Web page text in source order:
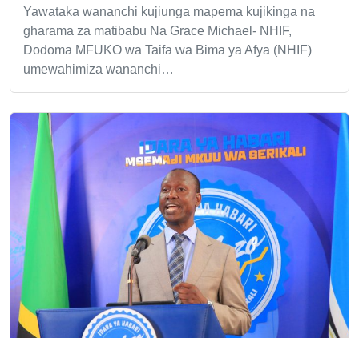
Yawataka wananchi kujiunga mapema kujikinga na
gharama za matibabu Na Grace Michael- NHIF,
Dodoma MFUKO wa Taifa wa Bima ya Afya (NHIF)
umewahimiza wananchi…